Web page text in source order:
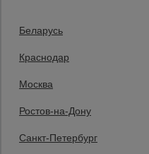
Беларусь
Краснодар
Москва
Ростов-на-Дону
Санкт-Петербург
О компании
Франшиза
Контакты
Защитные